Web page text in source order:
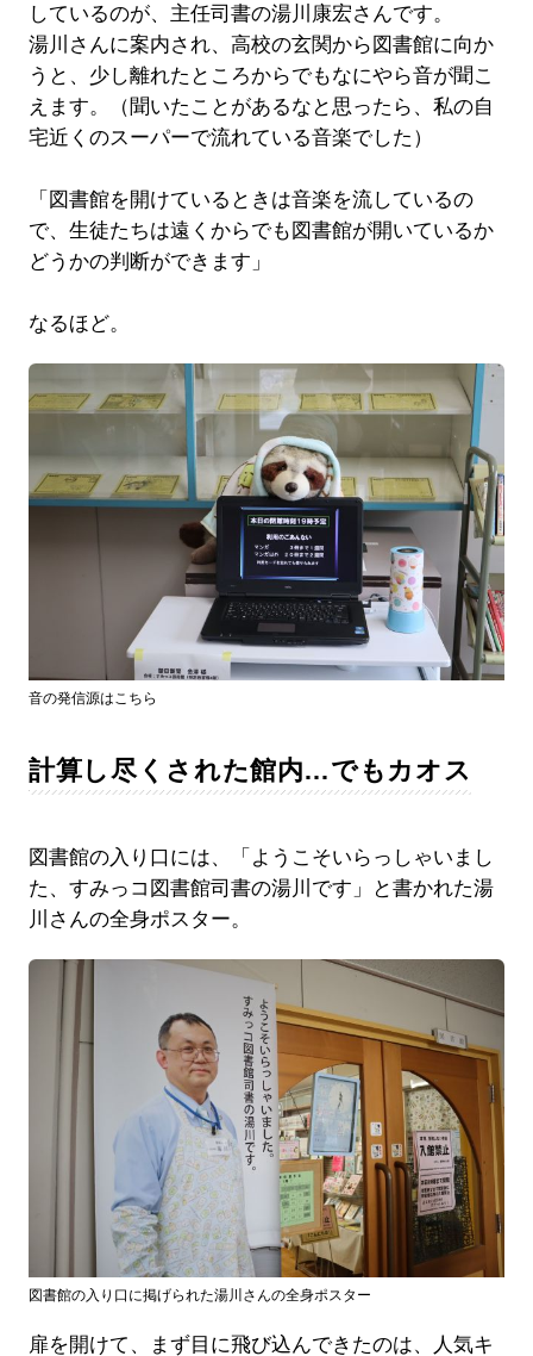
しているのが、主任司書の湯川康宏さんです。
湯川さんに案内され、高校の玄関から図書館に向か
うと、少し離れたところからでもなにやら音が聞こ
えます。（聞いたことがあるなと思ったら、私の自
宅近くのスーパーで流れている音楽でした）
「図書館を開けているときは音楽を流しているの
で、生徒たちは遠くからでも図書館が開いているか
どうかの判断ができます」
なるほど。
音の発信源はこちら
計算し尽くされた館内…でもカオス
図書館の入り口には、「ようこそいらっしゃいまし
た、すみっコ図書館司書の湯川です」と書かれた湯
川さんの全身ポスター。
図書館の入り口に掲げられた湯川さんの全身ポスター
扉を開けて、まず目に飛び込んできたのは、人気キ